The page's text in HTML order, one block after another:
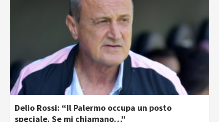
Delio Rossi: “Il Palermo occupa un posto
speciale. Se mi chiamano…”